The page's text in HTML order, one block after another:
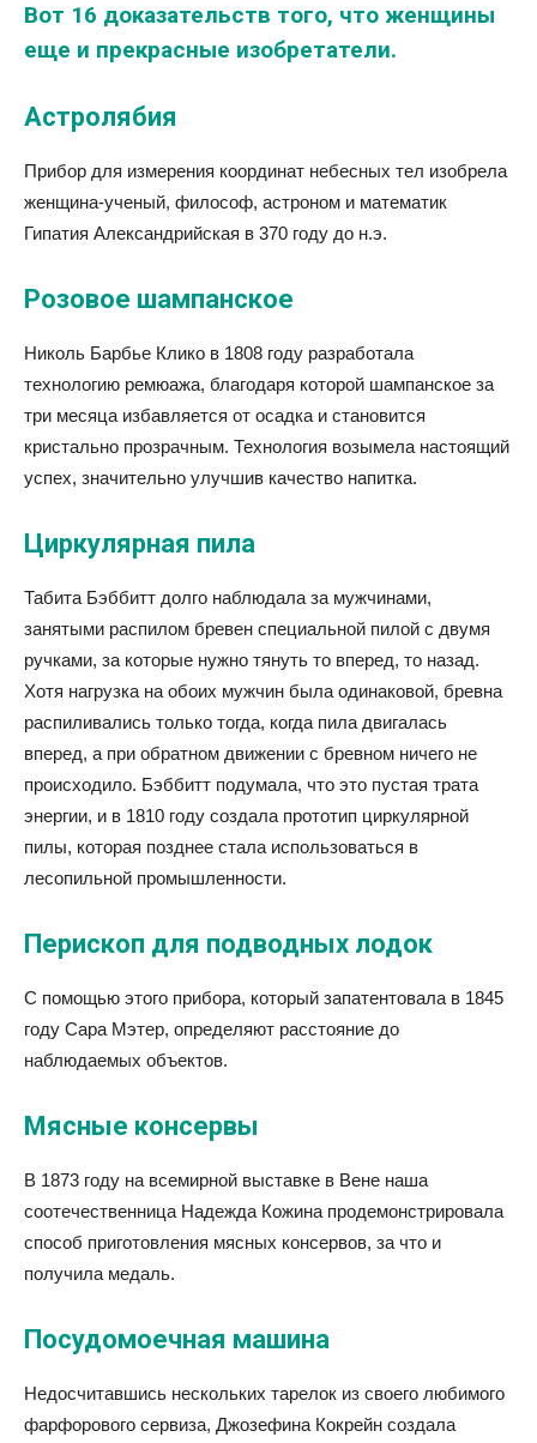
Вот 16 доказательств того, что женщины
еще и прекрасные изобретатели.
Астролябия
Прибор для измерения координат небесных тел изобрела
женщина-ученый, философ, астроном и математик
Гипатия Александрийская в 370 году до н.э.
Розовое шампанское
Николь Барбье Клико в 1808 году разработала
технологию ремюажа, благодаря которой шампанское за
три месяца избавляется от осадка и становится
кристально прозрачным. Технология возымела настоящий
успех, значительно улучшив качество напитка.
Циркулярная пила
Табита Бэббитт долго наблюдала за мужчинами,
занятыми распилом бревен специальной пилой с двумя
ручками, за которые нужно тянуть то вперед, то назад.
Хотя нагрузка на обоих мужчин была одинаковой, бревна
распиливались только тогда, когда пила двигалась
вперед, а при обратном движении с бревном ничего не
происходило. Бэббитт подумала, что это пустая трата
энергии, и в 1810 году создала прототип циркулярной
пилы, которая позднее стала использоваться в
лесопильной промышленности.
Перископ для подводных лодок
С помощью этого прибора, который запатентовала в 1845
году Сара Мэтер, определяют расстояние до
наблюдаемых объектов.
Мясные консервы
В 1873 году на всемирной выставке в Вене наша
соотечественница Надежда Кожина продемонстрировала
способ приготовления мясных консервов, за что и
получила медаль.
Посудомоечная машина
Недосчитавшись нескольких тарелок из своего любимого
фарфорового сервиза, Джозефина Кокрейн создала